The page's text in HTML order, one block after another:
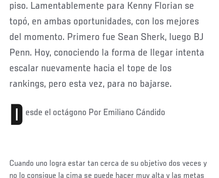
piso. Lamentablemente para Kenny Florian se
topó, en ambas oportunidades, con los mejores
del momento. Primero fue Sean Sherk, luego BJ
Penn. Hoy, conociendo la forma de llegar intenta
escalar nuevamente hacia el tope de los
rankings, pero esta vez, para no bajarse.
D esde el octágono Por Emiliano Cándido
Cuando uno logra estar tan cerca de su objetivo dos veces y
no lo consigue la cima se puede hacer muy alta y las metas